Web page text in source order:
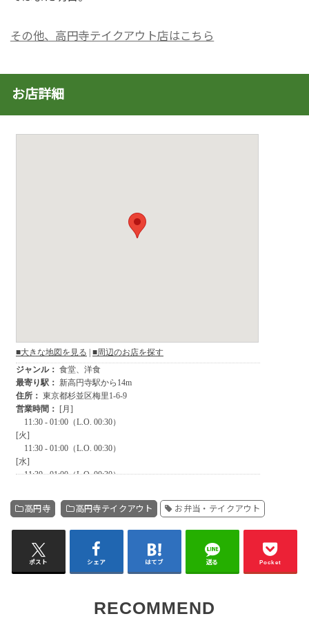
その他、高円寺テイクアウト店はこちら
お店詳細
高円寺 高円寺テイクアウト お弁当・テイクアウト
ポスト シェア はてブ 送る Pocket
RECOMMEND